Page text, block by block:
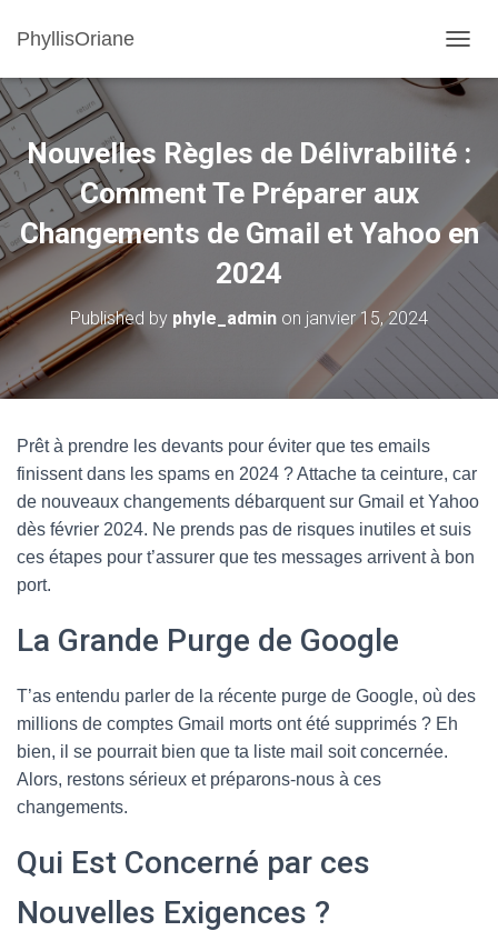
PhyllisOriane
Nouvelles Règles de Délivrabilité :
Comment Te Préparer aux
Changements de Gmail et Yahoo en
2024
Published by phyle_admin on janvier 15, 2024
Prêt à prendre les devants pour éviter que tes emails
finissent dans les spams en 2024 ? Attache ta ceinture, car
de nouveaux changements débarquent sur Gmail et Yahoo
dès février 2024. Ne prends pas de risques inutiles et suis
ces étapes pour t’assurer que tes messages arrivent à bon
port.
La Grande Purge de Google
T’as entendu parler de la récente purge de Google, où des
millions de comptes Gmail morts ont été supprimés ? Eh
bien, il se pourrait bien que ta liste mail soit concernée.
Alors, restons sérieux et préparons-nous à ces
changements.
Qui Est Concerné par ces
Nouvelles Exigences ?